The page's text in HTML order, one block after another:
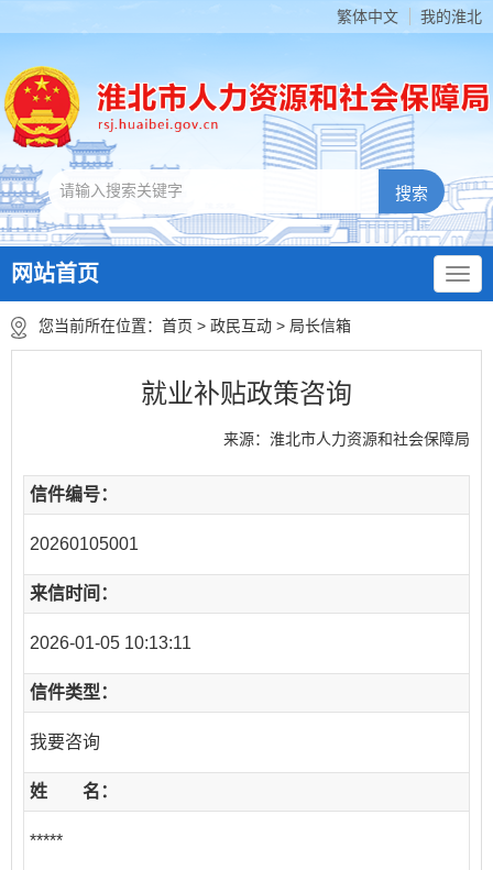
繁体中文 我的淮北
网站首页
您当前所在位置： 首页 > 政民互动 > 局长信箱
就业补贴政策咨询
来源：淮北市人力资源和社会保障局
信件编号：
20260105001
来信时间：
2026-01-05 10:13:11
信件类型：
我要咨询
姓 名：
*****